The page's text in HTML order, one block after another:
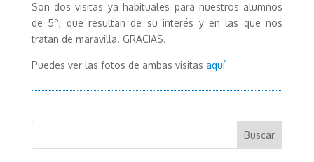
Son dos visitas ya habituales para nuestros alumnos
de 5º, que resultan de su interés y en las que nos
tratan de maravilla. GRACIAS.
Puedes ver las fotos de ambas visitas aquí